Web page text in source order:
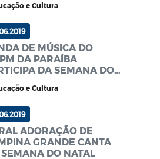
e Cultura
DE MÚSICA DO
DA PARAÍBA
DA SEMANA DO
e Cultura
ADORAÇÃO DE
GRANDE CANTA
DO NATAL